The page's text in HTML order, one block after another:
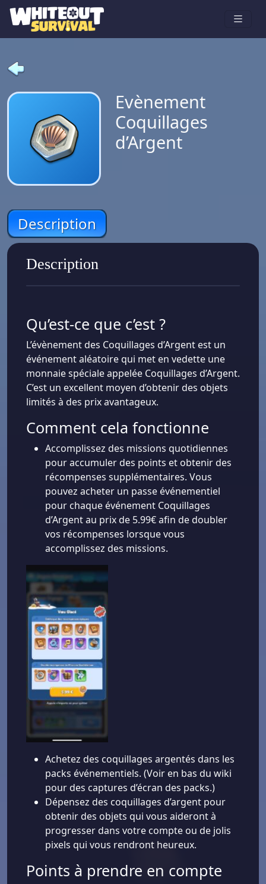
Evènement
Coquillages
d’Argent
Description
Description
Qu’est-ce que c’est ?
L’évènement des Coquillages d’Argent est un
événement aléatoire qui met en vedette une
monnaie spéciale appelée Coquillages d’Argent.
C’est un excellent moyen d’obtenir des objets
limités à des prix avantageux.
Comment cela fonctionne
Accomplissez des missions quotidiennes
pour accumuler des points et obtenir des
récompenses supplémentaires. Vous
pouvez acheter un passe événementiel
pour chaque événement Coquillages
d’Argent au prix de 5.99€ afin de doubler
vos récompenses lorsque vous
accomplissez des missions.
Achetez des coquillages argentés dans les
packs événementiels. (Voir en bas du wiki
pour des captures d’écran des packs.)
Dépensez des coquillages d’argent pour
obtenir des objets qui vous aideront à
progresser dans votre compte ou de jolis
pixels qui vous rendront heureux.
Points à prendre en compte